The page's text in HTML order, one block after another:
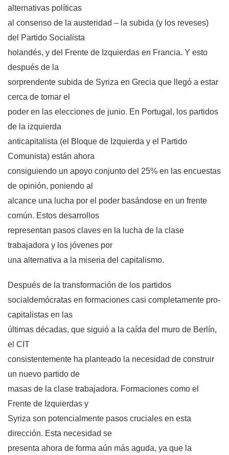
alternativas políticas
al consenso de la austeridad – la subida (y los reveses)
del Partido Socialista
holandés, y del Frente de Izquierdas en Francia. Y esto
después de la
sorprendente subida de Syriza en Grecia que llegó a estar
cerca de tomar el
poder en las elecciones de junio. En Portugal, los partidos
de la izquierda
anticapitalista (el Bloque de Izquierda y el Partido
Comunista) están ahora
consiguiendo un apoyo conjunto del 25% en las encuestas
de opinión, poniendo al
alcance una lucha por el poder basándose en un frente
común. Estos desarrollos
representan pasos claves en la lucha de la clase
trabajadora y los jóvenes por
una alternativa a la miseria del capitalismo.
Después de la transformación de los partidos
socialdemócratas en formaciones casi completamente pro-
capitalistas en las
últimas décadas, que siguió a la caída del muro de Berlín,
el CIT
consistentemente ha planteado la necesidad de construir
un nuevo partido de
masas de la clase trabajadora. Formaciones como el
Frente de Izquierdas y
Syriza son potencialmente pasos cruciales en esta
dirección. Esta necesidad se
presenta ahora de forma aún más aguda, ya que la